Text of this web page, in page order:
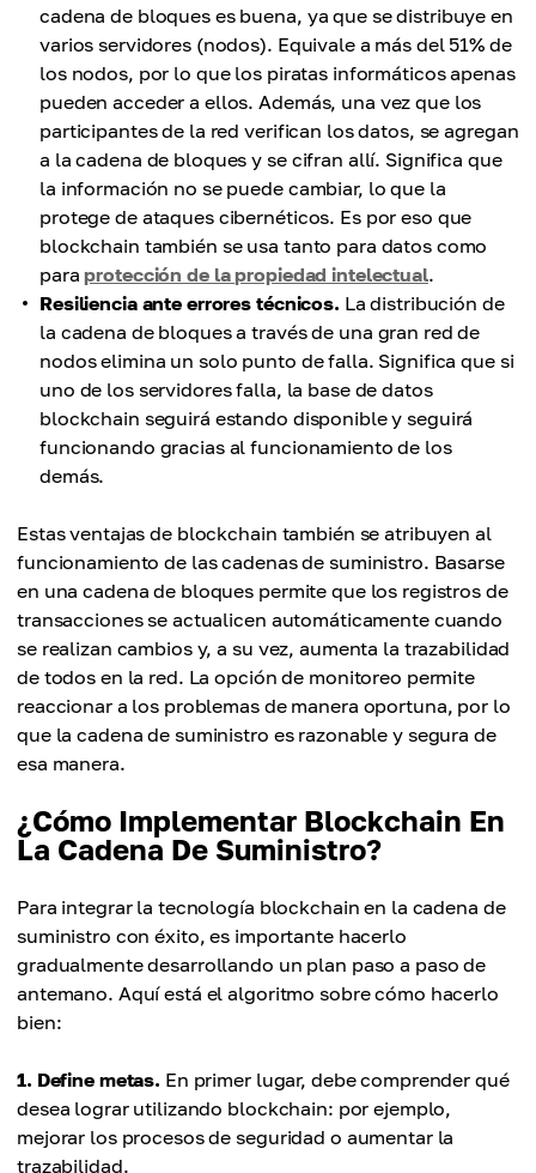
cadena de bloques es buena, ya que se distribuye en
varios servidores (nodos). Equivale a más del 51% de
los nodos, por lo que los piratas informáticos apenas
pueden acceder a ellos. Además, una vez que los
participantes de la red verifican los datos, se agregan
a la cadena de bloques y se cifran allí. Significa que
la información no se puede cambiar, lo que la
protege de ataques cibernéticos. Es por eso que
blockchain también se usa tanto para datos como
paraprotección de la propiedad intelectual.
Resiliencia ante errores técnicos. La distribución de
la cadena de bloques a través de una gran red de
nodos elimina un solo punto de falla. Significa que si
uno de los servidores falla, la base de datos
blockchain seguirá estando disponible y seguirá
funcionando gracias al funcionamiento de los
demás.
Estas ventajas de blockchain también se atribuyen al
funcionamiento de las cadenas de suministro. Basarse
en una cadena de bloques permite que los registros de
transacciones se actualicen automáticamente cuando
se realizan cambios y, a su vez, aumenta la trazabilidad
de todos en la red. La opción de monitoreo permite
reaccionar a los problemas de manera oportuna, por lo
que la cadena de suministro es razonable y segura de
esa manera.
¿Cómo Implementar Blockchain En
La Cadena De Suministro?
Para integrar la tecnología blockchain en la cadena de
suministro con éxito, es importante hacerlo
gradualmente desarrollando un plan paso a paso de
antemano. Aquí está el algoritmo sobre cómo hacerlo
bien:
1. Define metas. En primer lugar, debe comprender qué
desea lograr utilizando blockchain: por ejemplo,
mejorar los procesos de seguridad o aumentar la
trazabilidad.